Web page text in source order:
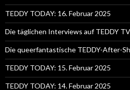
TEDDY TODAY: 16. Februar 2025
Die täglichen Interviews auf TEDDY TV
Die queerfantastische TEDDY-After-
TEDDY TODAY: 15. Februar 2025
TEDDY TODAY: 14. Februar 2025